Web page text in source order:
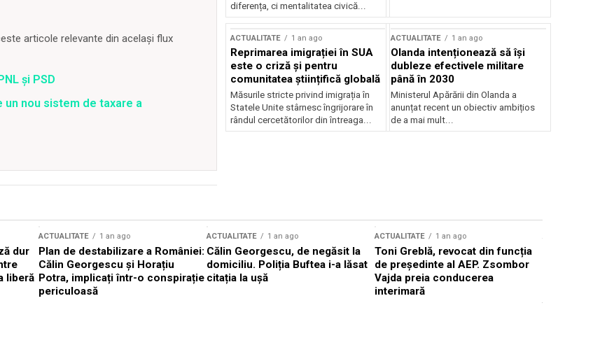
articole relevante din același flux
și PSD
nou sistem de taxare a
diferența, ci mentalitatea civică...
ACTUALITATE 1 an ago
Reprimarea imigrației în SUA
este o criză și pentru
comunitatea științifică globală
Măsurile stricte privind imigrația în
Statele Unite stârnesc îngrijorare în
rândul cercetătorilor din întreaga...
ACTUALITATE 1 an ago
Olanda intenționează să își
dubleze efectivele militare
până în 2030
Ministerul Apărării din Olanda a
anunțat recent un obiectiv ambițios
de a mai mult...
dur
liberă
ACTUALITATE 1 an ago
Plan de destabilizare a României:
Călin Georgescu și Horațiu
Potra, implicați într-o conspirație
periculoasă
ACTUALITATE 1 an ago
Călin Georgescu, de negăsit la
domiciliu. Poliția Buftea i-a lăsat
citația la ușă
ACTUALITATE 1 an ago
Toni Greblă, revocat din funcția
de președinte al AEP. Zsombor
Vajda preia conducerea
interimară